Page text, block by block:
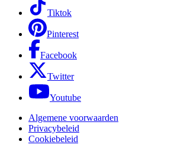
Tiktok
Pinterest
Facebook
Twitter
Youtube
Algemene voorwaarden
Privacybeleid
Cookiebeleid